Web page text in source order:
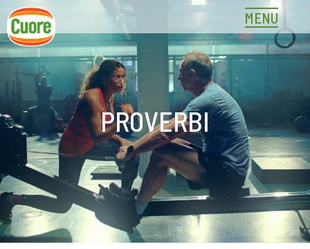
Skip
to
content
MENU
PROVERBI